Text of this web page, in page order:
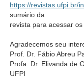
https://revistas.ufpi.br/
sumário da
revista para acessar
Agradecemos seu
Prof. Dr. Fábio Abreu
Profa. Dr. Elivanda de
UFPI